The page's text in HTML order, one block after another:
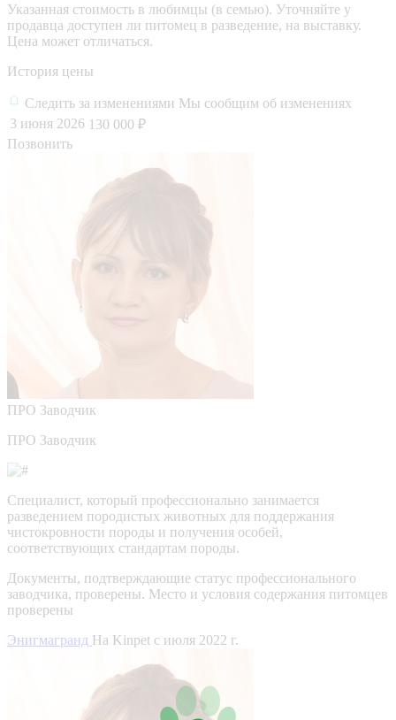
Указанная стоимость в любимцы (в семью). Уточняйте у
продавца доступен ли питомец в разведение, на выставку.
Цена может отличаться.
История цены
Следить за изменениями Мы сообщим об изменениях
3 июня 2026 130 000 ₽
Позвонить
ПРО Заводчик
ПРО Заводчик
Специалист, который профессионально занимается
разведением породистых животных для поддержания
чистокровности породы и получения особей,
соответствующих стандартам породы.
Документы, подтверждающие статус профессионального
заводчика, проверены. Место и условия содержания питомцев
проверены
Энигмагранд На Kinpet c июля 2022 г.